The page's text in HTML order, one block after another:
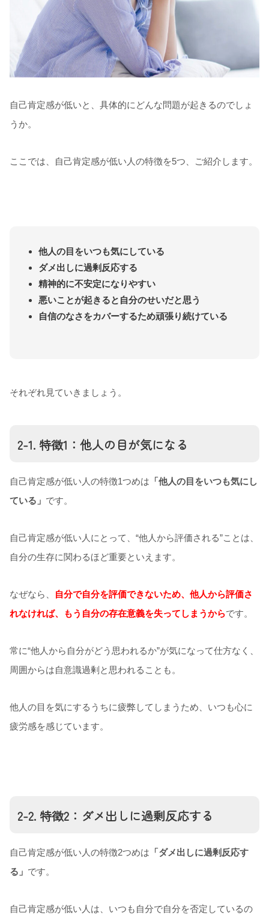
自己肯定感が低いと、具体的にどんな問題が起きるのでしょ
うか。
ここでは、自己肯定感が低い人の特徴を5つ、ご紹介します。
他人の目をいつも気にしている
ダメ出しに過剰反応する
精神的に不安定になりやすい
悪いことが起きると自分のせいだと思う
自信のなさをカバーするため頑張り続けている
それぞれ見ていきましょう。
2-1. 特徴1：他人の目が気になる
自己肯定感が低い人の特徴1つめは 「他人の目をいつも気にし
ている」 です。
自己肯定感が低い人にとって、“他人から評価される”ことは、
自分の生存に関わるほど重要といえます。
なぜなら、
自分で自分を評価できないため、他人から評価さ
れなければ、もう自分の存在意義を失ってしまうからです。
常に“他人から自分がどう思われるか”が気になって仕方なく、
周囲からは自意識過剰と思われることも。
他人の目を気にするうちに疲弊してしまうため、いつも心に
疲労感を感じています。
2-2. 特徴2：ダメ出しに過剰反応する
自己肯定感が低い人の特徴2つめは 「ダメ出しに過剰反応す
る」 です。
自己肯定感が低い人は、いつも自分で自分を否定しているの